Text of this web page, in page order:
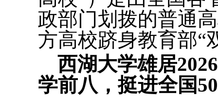
政部门划拨的普通
方高校跻身教育部“
西湖大学雄居
学前八，挺进全国